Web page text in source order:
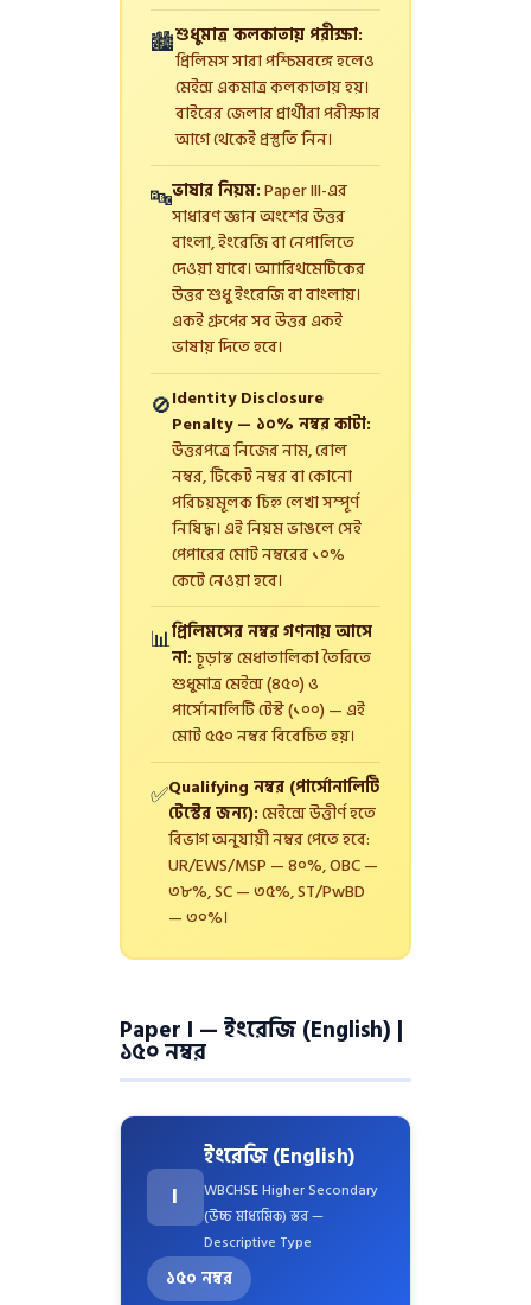
🏙️শুধুমাত্র কলকাতায় পরীক্ষা:
প্রিলিমস সারা পশ্চিমবঙ্গে হলেও
মেইন্স একমাত্র কলকাতায় হয়।
বাইরের জেলার প্রার্থীরা পরীক্ষার
আগে থেকেই প্রস্তুতি নিন।
🔤ভাষার নিয়ম:Paper III-এর
সাধারণ জ্ঞান অংশের উত্তর
বাংলা, ইংরেজি বা নেপালিতে
দেওয়া যাবে। অ্যারিথমেটিকের
উত্তর শুধু ইংরেজি বা বাংলায়।
একই গ্রুপের সব উত্তর একই
ভাষায় দিতে হবে।
🚫Identity Disclosure
Penalty — ১০% নম্বর কাটা:
উত্তরপত্রে নিজের নাম, রোল
নম্বর, টিকেট নম্বর বা কোনো
পরিচয়মূলক চিহ্ন লেখা সম্পূর্ণ
নিষিদ্ধ। এই নিয়ম ভাঙলে সেই
পেপারের মোট নম্বরের ১০%
কেটে নেওয়া হবে।
📊প্রিলিমসের নম্বর গণনায় আসে
না:চূড়ান্ত মেধাতালিকা তৈরিতে
শুধুমাত্র মেইন্স (৪৫০) ও
পার্সোনালিটি টেস্ট (১০০) — এই
মোট ৫৫০ নম্বর বিবেচিত হয়।
✅Qualifying নম্বর (পার্সোনালিটি
টেস্টের জন্য):মেইন্সে উত্তীর্ণ হতে
বিভাগ অনুযায়ী নম্বর পেতে হবে:
UR/EWS/MSP — ৪০%, OBC —
৩৮%, SC — ৩৫%, ST/PwBD
— ৩০%।
Paper I — ইংরেজি (English) |
১৫০ নম্বর
I
ইংরেজি (English)
WBCHSE Higher Secondary
(উচ্চ মাধ্যমিক) স্তর —
Descriptive Type
১৫০ নম্বর